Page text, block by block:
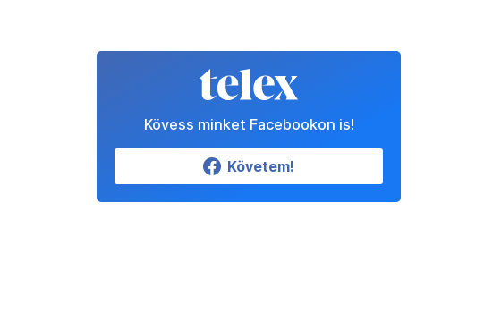
Kövess minket Facebookon is!
Követem!